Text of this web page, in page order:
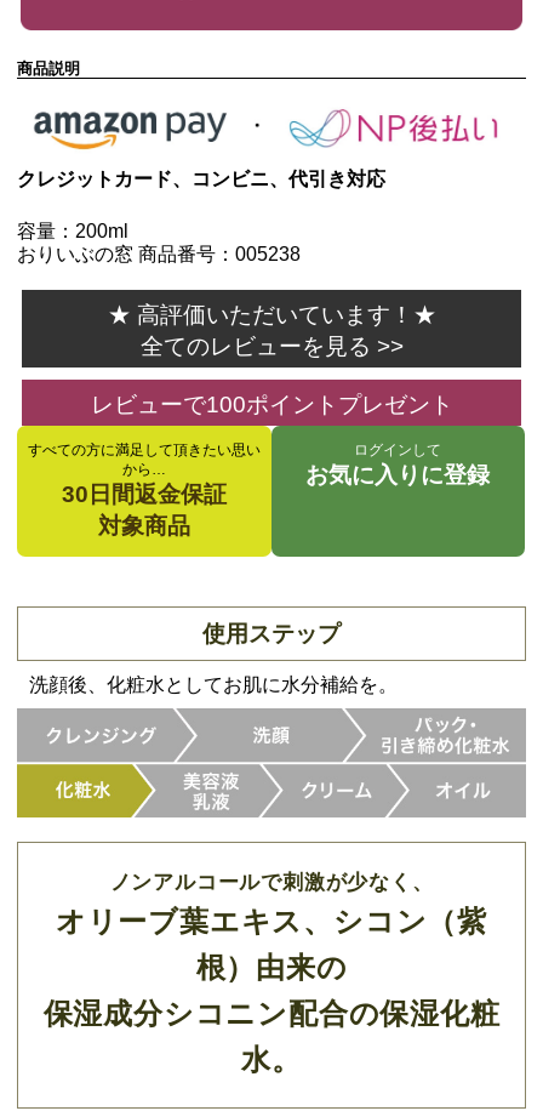
商品説明
クレジットカード、コンビニ、代引き対応
容量：200ml
おりいぶの窓 商品番号：005238
★ 高評価いただいています！★
全てのレビューを見る >>
レビューで100ポイントプレゼント
すべての方に満足して頂きたい思い
から…
30日間返金保証
対象商品
ログインして
お気に入りに登録
使用ステップ
洗顔後、化粧水としてお肌に水分補給を。
ノンアルコールで刺激が少なく、
オリーブ葉エキス、シコン（紫
根）由来の
保湿成分シコニン配合の保湿化粧
水。